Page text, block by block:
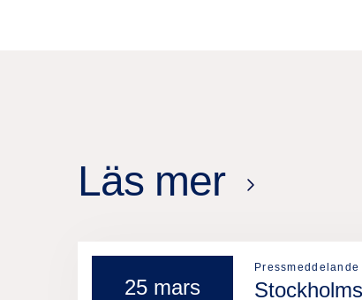
Läs mer
25 mars
Pressmeddelande